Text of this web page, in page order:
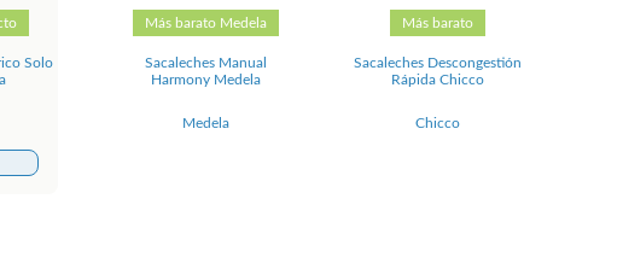
Solo
Más barato Medela
Sacaleches Manual
Harmony Medela
Medela
Más barato
Sacaleches Descongestión
Rápida Chicco
Chicco